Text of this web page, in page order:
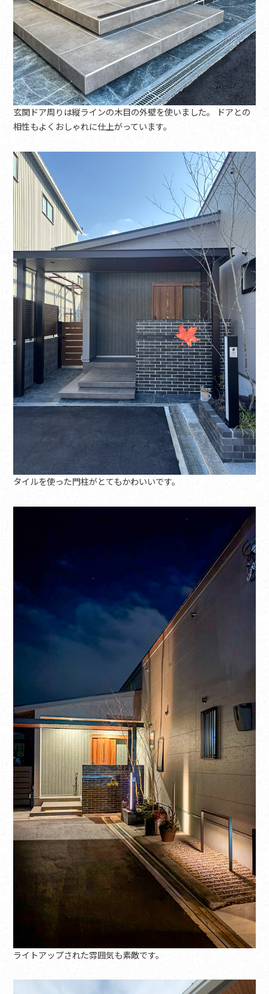
玄関ドア周りは縦ラインの木目の外壁を使いました。 ドアとの
相性もよくおしゃれに仕上がっています。
タイルを使った門柱がとてもかわいいです。
ライトアップされた雰囲気も素敵です。